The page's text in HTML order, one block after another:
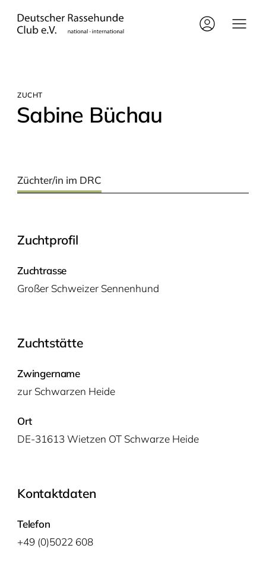
ZUCHT
Sabi­ne Büchau
Züchter/in im DRC
Zuchtprofil
Zuchtrasse
Gro­ßer Schwei­zer Sennenhund
Zuchtstätte
Zwingername
zur Schwar­zen Heide
Ort
DE-31613 Wietzen OT Schwarze Heide
Kontaktdaten
Telefon
+49 (0)5022 608